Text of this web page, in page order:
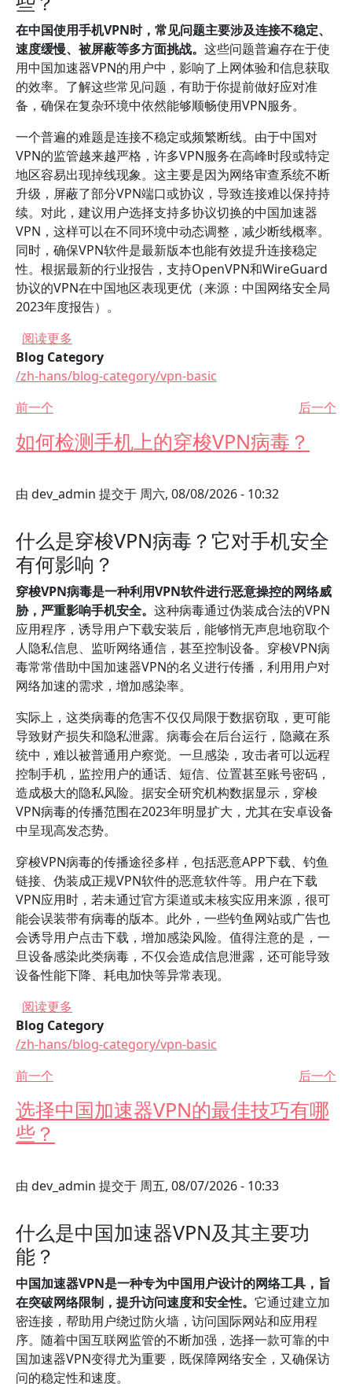
在中国使用手机VPN时，常见问题主要涉及连接不稳定、
速度缓慢、被屏蔽等多方面挑战。 这些问题普遍存在于使
用中国加速器VPN的用户中，影响了上网体验和信息获取
的效率。了解这些常见问题，有助于你提前做好应对准
备，确保在复杂环境中依然能够顺畅使用VPN服务。
一个普遍的难题是连接不稳定或频繁断线。由于中国对
VPN的监管越来越严格，许多VPN服务在高峰时段或特定
地区容易出现掉线现象。这主要是因为网络审查系统不断
升级，屏蔽了部分VPN端口或协议，导致连接难以保持持
续。对此，建议用户选择支持多协议切换的中国加速器
VPN，这样可以在不同环境中动态调整，减少断线概率。
同时，确保VPN软件是最新版本也能有效提升连接稳定
性。根据最新的行业报告，支持OpenVPN和WireGuard
协议的VPN在中国地区表现更优（来源：中国网络安全局
2023年度报告）。
阅读更多
Blog Category
/zh-hans/blog-category/vpn-basic
前一个
后一个
如何检测手机上的穿梭VPN病毒？
由 dev_admin 提交于 周六, 08/08/2026 - 10:32
什么是穿梭VPN病毒？它对手机安全
有何影响？
穿梭VPN病毒是一种利用VPN软件进行恶意操控的网络威
胁，严重影响手机安全。 这种病毒通过伪装成合法的VPN
应用程序，诱导用户下载安装后，能够悄无声息地窃取个
人隐私信息、监听网络通信，甚至控制设备。穿梭VPN病
毒常常借助中国加速器VPN的名义进行传播，利用用户对
网络加速的需求，增加感染率。
实际上，这类病毒的危害不仅仅局限于数据窃取，更可能
导致财产损失和隐私泄露。病毒会在后台运行，隐藏在系
统中，难以被普通用户察觉。一旦感染，攻击者可以远程
控制手机，监控用户的通话、短信、位置甚至账号密码，
造成极大的隐私风险。据安全研究机构数据显示，穿梭
VPN病毒的传播范围在2023年明显扩大，尤其在安卓设备
中呈现高发态势。
穿梭VPN病毒的传播途径多样，包括恶意APP下载、钓鱼
链接、伪装成正规VPN软件的恶意软件等。用户在下载
VPN应用时，若未通过官方渠道或未核实应用来源，很可
能会误装带有病毒的版本。此外，一些钓鱼网站或广告也
会诱导用户点击下载，增加感染风险。值得注意的是，一
旦设备感染此类病毒，不仅会造成信息泄露，还可能导致
设备性能下降、耗电加快等异常表现。
阅读更多
Blog Category
/zh-hans/blog-category/vpn-basic
前一个
后一个
选择中国加速器VPN的最佳技巧有哪
些？
由 dev_admin 提交于 周五, 08/07/2026 - 10:33
什么是中国加速器VPN及其主要功
能？
中国加速器VPN是一种专为中国用户设计的网络工具，旨
在突破网络限制，提升访问速度和安全性。 它通过建立加
密连接，帮助用户绕过防火墙，访问国际网站和应用程
序。随着中国互联网监管的不断加强，选择一款可靠的中
国加速器VPN变得尤为重要，既保障网络安全，又确保访
问的稳定性和速度。